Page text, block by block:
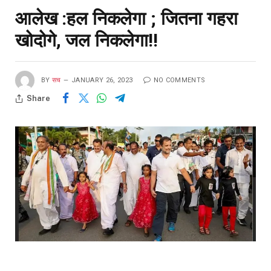
आलेख :हल निकलेगा ; जितना गहरा
खोदोगे, जल निकलेगा!!
BY सच JANUARY 26, 2023 NO COMMENTS
Share